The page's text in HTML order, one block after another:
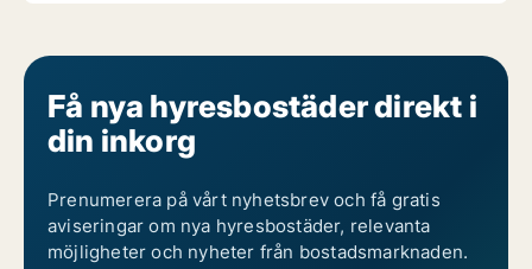
Få nya hyresbostäder direkt i
din inkorg
Prenumerera på vårt nyhetsbrev och få gratis
aviseringar om nya hyresbostäder, relevanta
möjligheter och nyheter från bostadsmarknaden.